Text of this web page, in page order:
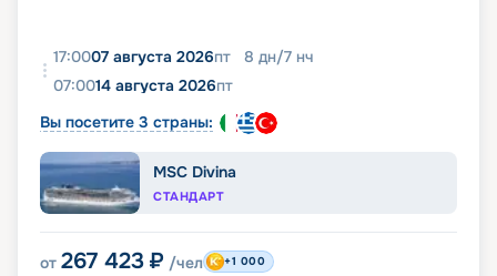
17:0007 августа 2026пт 8 дн/7 нч
07:0014 августа 2026пт
Вы посетите 3 страны:
MSC Divina
СТАНДАРТ
от 267 423 ₽ /чел +1 000